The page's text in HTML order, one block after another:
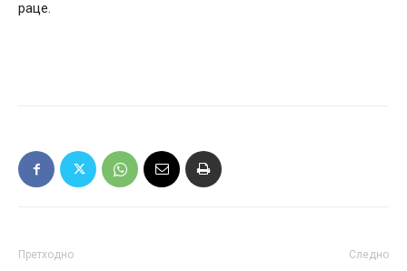
раце.
Претходно Следно